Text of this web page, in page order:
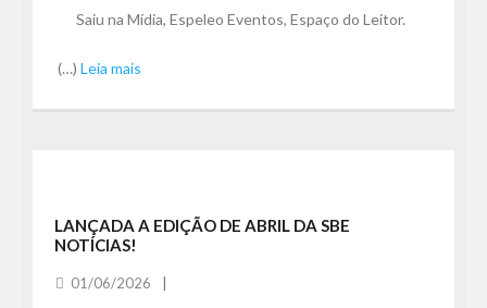
Saiu na Mídia, Espeleo Eventos, Espaço do Leitor.
(…) Leia mais
LANÇADA A EDIÇÃO DE ABRIL DA SBE
NOTÍCIAS!
01/06/2026